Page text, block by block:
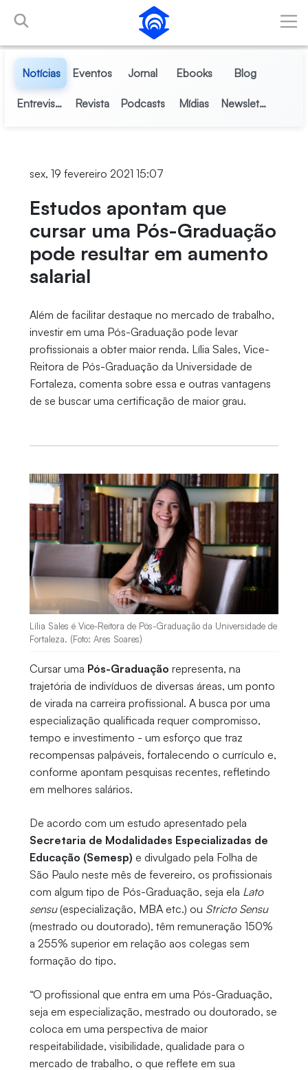
Pular para o Conteúdo principal
Notícias Eventos Jornal Ebooks Blog
Entrevistas Revista Podcasts Mídias Newsletter
sex, 19 fevereiro 2021 15:07
Estudos apontam que
cursar uma Pós-Graduação
pode resultar em aumento
salarial
Além de facilitar destaque no mercado de trabalho,
investir em uma Pós-Graduação pode levar
profissionais a obter maior renda. Lília Sales, Vice-
Reitora de Pós-Graduação da Universidade de
Fortaleza, comenta sobre essa e outras vantagens
de se buscar uma certificação de maior grau.
Lília Sales é Vice-Reitora de Pós-Graduação da Universidade de
Fortaleza. (Foto: Ares Soares)
Cursar uma Pós-Graduação representa, na
trajetória de indivíduos de diversas áreas, um ponto
de virada na carreira profissional. A busca por uma
especialização qualificada requer compromisso,
tempo e investimento - um esforço que traz
recompensas palpáveis, fortalecendo o currículo e,
conforme apontam pesquisas recentes, refletindo
em melhores salários.
De acordo com um estudo apresentado pela
Secretaria de Modalidades Especializadas de
Educação (Semesp) e divulgado pela Folha de
São Paulo neste mês de fevereiro, os profissionais
com algum tipo de Pós-Graduação, seja ela Lato
sensu(especialização, MBA etc.) ou Stricto Sensu
(mestrado ou doutorado), têm remuneração 150%
a 255% superior em relação aos colegas sem
formação do tipo.
“O profissional que entra em uma Pós-Graduação,
seja em especialização, mestrado ou doutorado, se
coloca em uma perspectiva de maior
respeitabilidade, visibilidade, qualidade para o
mercado de trabalho, o que reflete em sua